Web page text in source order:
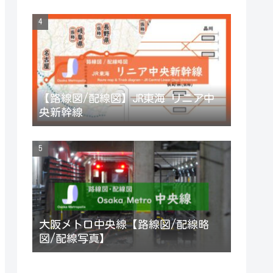
【路線図/配線図】JR東海 リニア中
央新幹線
大阪メトロ中央線【路線図/配線略
図/配線写真】